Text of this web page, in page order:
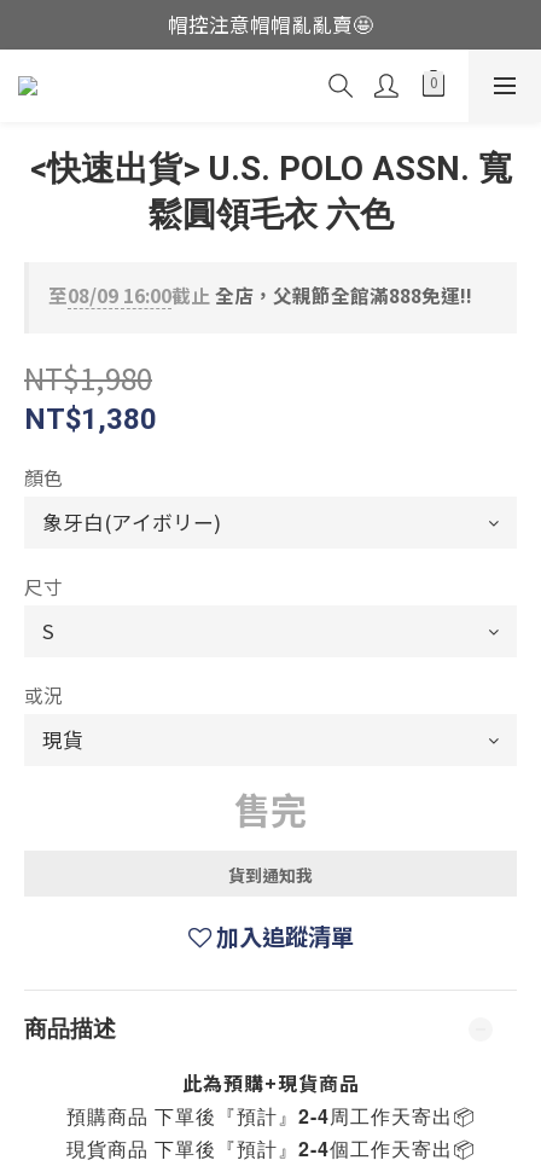
這裡現貨不用等👟
帽控注意帽帽亂亂賣🤩
這裡現貨不用等👟
<快速出貨> U.S. POLO ASSN. 寬
鬆圓領毛衣 六色
至08/09 16:00截止 全店，父親節全館滿888免運!!
NT$1,980
NT$1,380
顏色
尺寸
或況
售完
貨到通知我
加入追蹤清單
商品描述
此為預購+現貨商品
預購商品 下單後『預計』2-4周工作天寄出📦
現貨商品 下單後『預計』2-4個工作天寄出📦